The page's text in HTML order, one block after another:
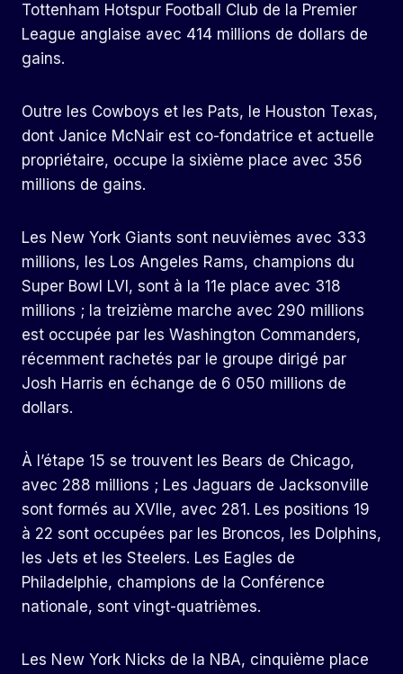
Tottenham Hotspur Football Club de la Premier
League anglaise avec 414 millions de dollars de
gains.
Outre les Cowboys et les Pats, le Houston Texas,
dont Janice McNair est co-fondatrice et actuelle
propriétaire, occupe la sixième place avec 356
millions de gains.
Les New York Giants sont neuvièmes avec 333
millions, les Los Angeles Rams, champions du
Super Bowl LVI, sont à la 11e place avec 318
millions ; la treizième marche avec 290 millions
est occupée par les Washington Commanders,
récemment rachetés par le groupe dirigé par
Josh Harris en échange de 6 050 millions de
dollars.
À l’étape 15 se trouvent les Bears de Chicago,
avec 288 millions ; Les Jaguars de Jacksonville
sont formés au XVIIe, avec 281. Les positions 19
à 22 sont occupées par les Broncos, les Dolphins,
les Jets et les Steelers. Les Eagles de
Philadelphie, champions de la Conférence
nationale, sont vingt-quatrièmes.
Les New York Nicks de la NBA, cinquième place